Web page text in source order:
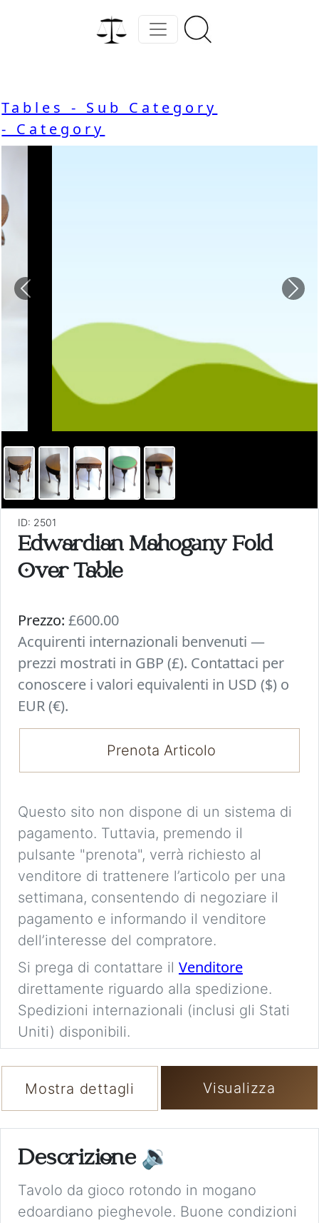
Tables - Sub Category
- Category
Previous
ID: 2501
Edwardian Mahogany Fold
Over Table
Prezzo: £600.00
Acquirenti internazionali benvenuti —
prezzi mostrati in GBP (£). Contattaci per
conoscere i valori equivalenti in USD ($) o
EUR (€).
Prenota Articolo
Questo sito non dispone di un sistema di
pagamento. Tuttavia, premendo il
pulsante "prenota", verrà richiesto al
venditore di trattenere l’articolo per una
settimana, consentendo di negoziare il
pagamento e informando il venditore
dell’interesse del compratore.
Si prega di contattare il Venditore
direttamente riguardo alla spedizione.
Spedizioni internazionali (inclusi gli Stati
Uniti) disponibili.
Mostra dettagli Visualizza
Descrizione 🔉
Tavolo da gioco rotondo in mogano
edoardiano pieghevole. Buone condizioni